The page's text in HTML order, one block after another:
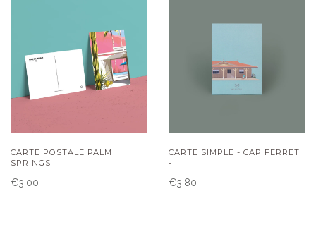
CARTE POSTALE PALM
SPRINGS
€3.00
CARTE SIMPLE - CAP FERRET
-
€3.80